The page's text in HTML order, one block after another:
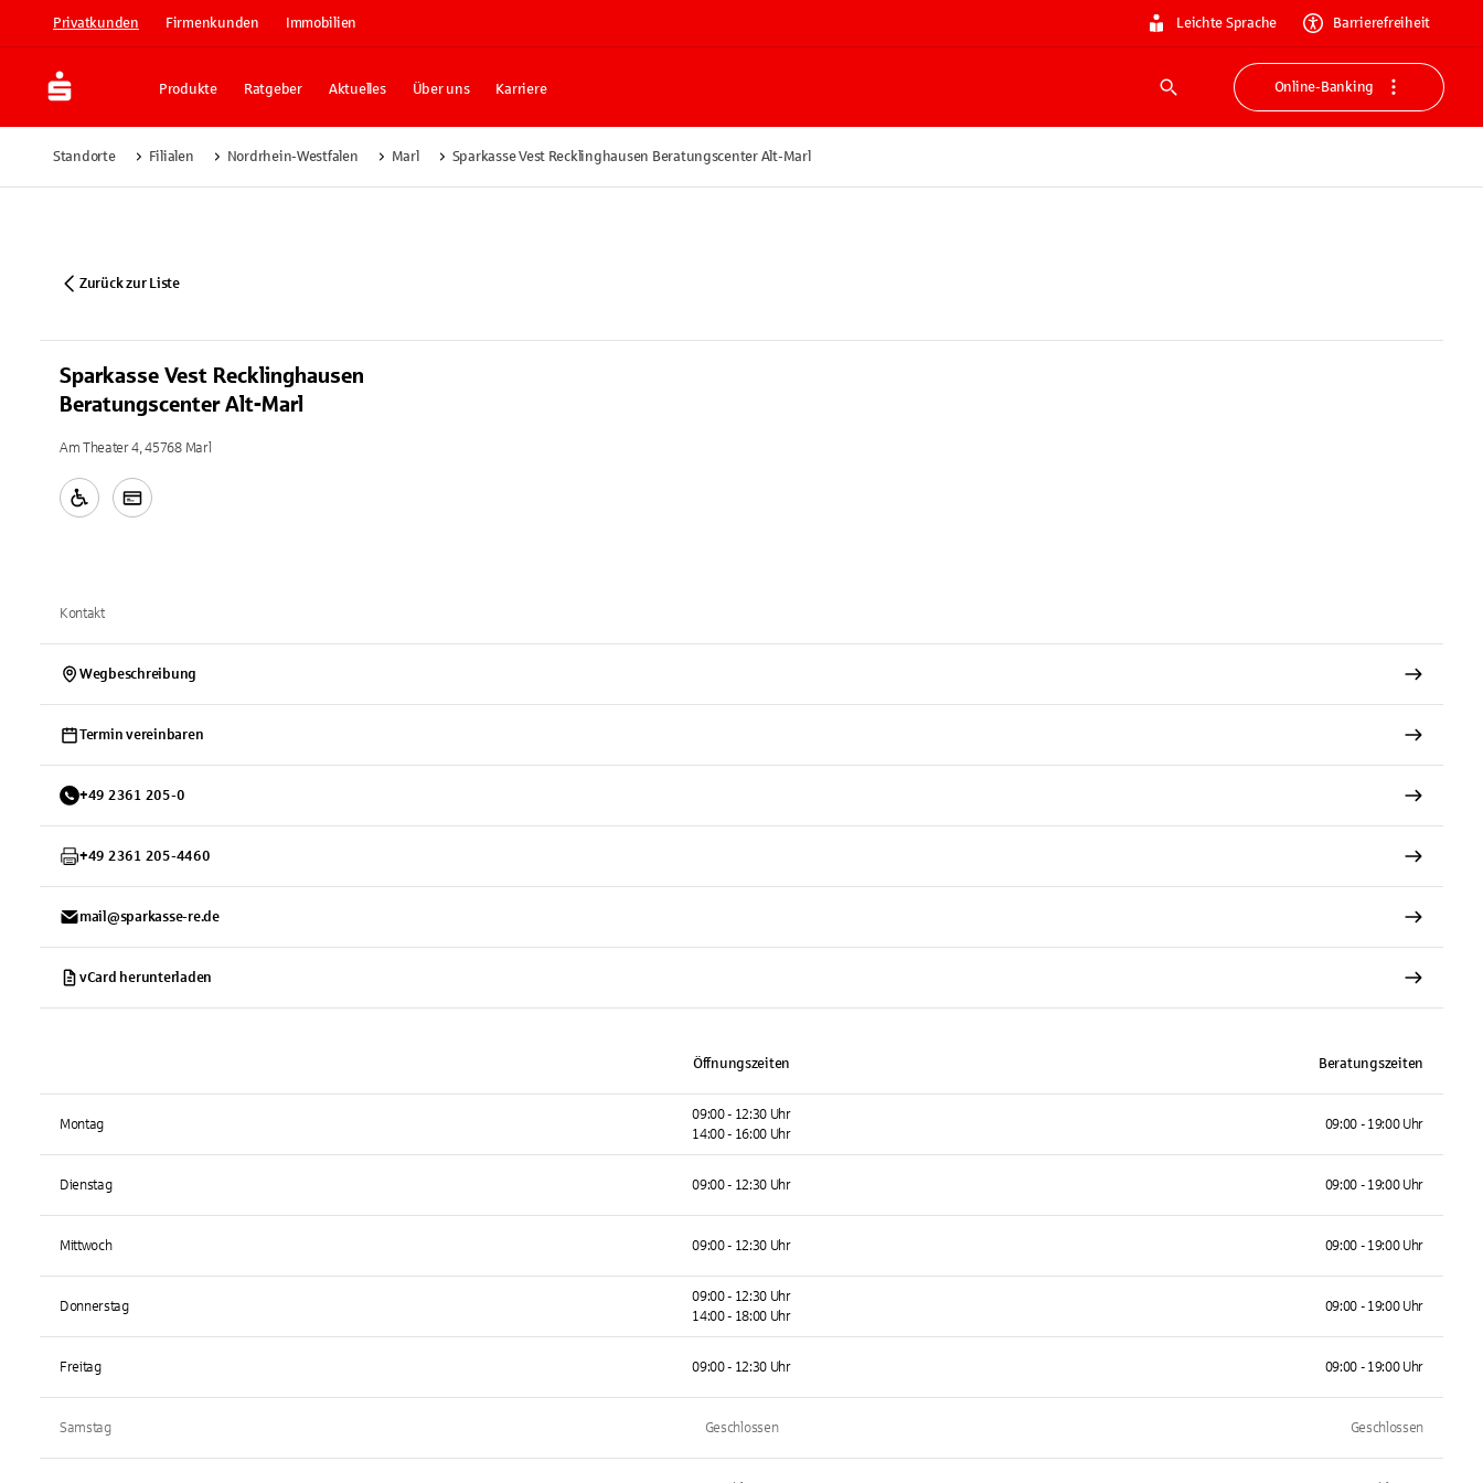
Privatkunden Firmenkunden Immobilien Leichte Sprache Barrierefreiheit
Produkte Ratgeber Aktuelles Über uns Karriere
Suche
Online-Banking
Standorte Filialen Nordrhein-Westfalen Marl Sparkasse Vest Recklinghausen Beratungscenter Alt-Marl
Zurück zur Liste
Sparkasse Vest Recklinghausen
Beratungscenter Alt-Marl
Am Theater 4, 45768 Marl
Kontakt
Wegbeschreibung
Termin vereinbaren
+49 2361 205-0
+49 2361 205-4460
mail@sparkasse-re.de
vCard herunterladen
Öffnungszeiten Beratungszeiten
Montag
09:00 - 12:30 Uhr
14:00 - 16:00 Uhr
09:00 - 19:00 Uhr
Dienstag 09:00 - 12:30 Uhr 09:00 - 19:00 Uhr
Mittwoch 09:00 - 12:30 Uhr 09:00 - 19:00 Uhr
Donnerstag
09:00 - 12:30 Uhr
14:00 - 18:00 Uhr
09:00 - 19:00 Uhr
Freitag 09:00 - 12:30 Uhr 09:00 - 19:00 Uhr
Samstag Geschlossen Geschlossen